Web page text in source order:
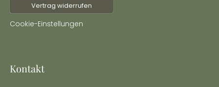
Kontakt
Vertrag widerrufen
Cookie-Einstellungen